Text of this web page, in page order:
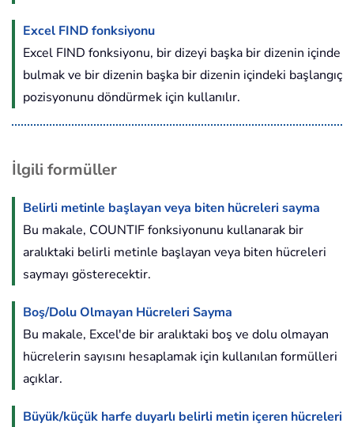
Excel FIND fonksiyonu
Excel FIND fonksiyonu, bir dizeyi başka bir dizenin içinde
bulmak ve bir dizenin başka bir dizenin içindeki başlangıç
pozisyonunu döndürmek için kullanılır.
İlgili formüller
Belirli metinle başlayan veya biten hücreleri sayma
Bu makale, COUNTIF fonksiyonunu kullanarak bir
aralıktaki belirli metinle başlayan veya biten hücreleri
saymayı gösterecektir.
Boş/Dolu Olmayan Hücreleri Sayma
Bu makale, Excel'de bir aralıktaki boş ve dolu olmayan
hücrelerin sayısını hesaplamak için kullanılan formülleri
açıklar.
Büyük/küçük harfe duyarlı belirli metin içeren hücreleri